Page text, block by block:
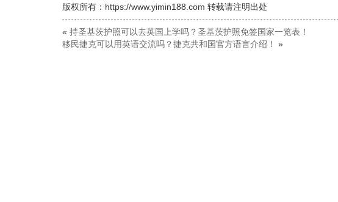
版权所有：https://www.yimin188.com 转载请注明出处
« 持圣基茨护照可以去英国上学吗？圣基茨护照免签国家一览表！
移民捷克可以用英语交流吗？捷克共和国官方语言介绍！
»